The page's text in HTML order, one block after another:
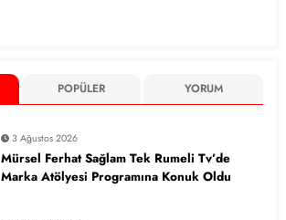
POPÜLER YORUM
3 Ağustos 2026
Mürsel Ferhat Sağlam Tek Rumeli Tv’de
Marka Atölyesi Programına Konuk Oldu